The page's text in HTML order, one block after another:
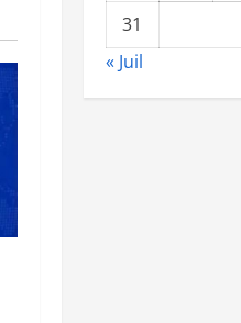
31
« Juil